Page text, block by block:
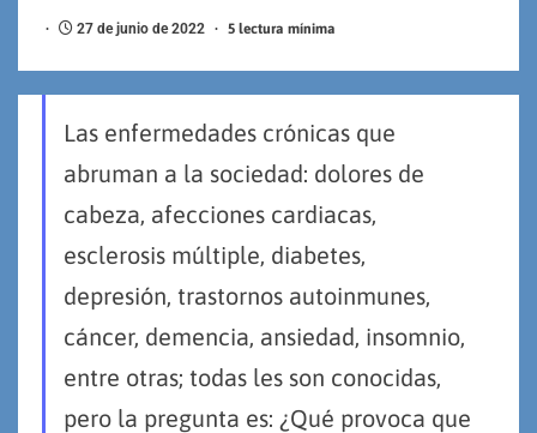
27 de junio de 2022 5 lectura mínima
Las enfermedades crónicas que
abruman a la sociedad: dolores de
cabeza, afecciones cardiacas,
esclerosis múltiple, diabetes,
depresión, trastornos autoinmunes,
cáncer, demencia, ansiedad, insomnio,
entre otras; todas les son conocidas,
pero la pregunta es: ¿Qué provoca que